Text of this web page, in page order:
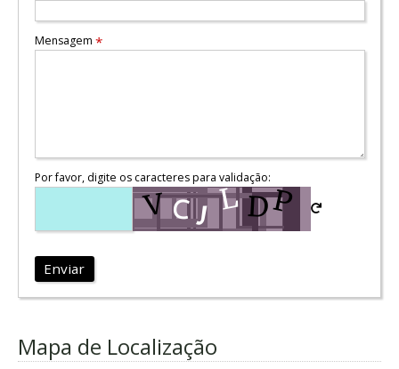
Mensagem *
Por favor, digite os caracteres para validação:
Enviar
Mapa de Localização